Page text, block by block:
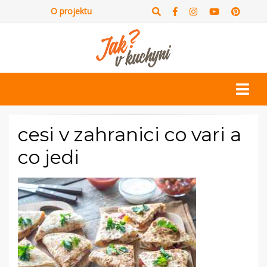
O projektu
cesi v zahranici co vari a
co jedi